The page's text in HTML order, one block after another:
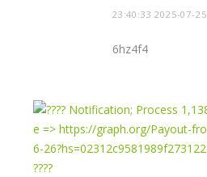
23:40:33 2025-07-25
6hz4f4